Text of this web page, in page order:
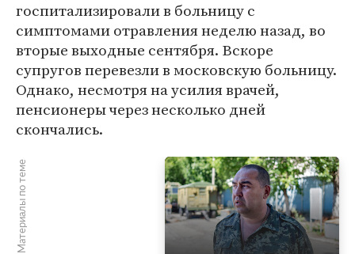
госпитализировали в больницу с
симптомами отравления неделю назад, во
вторые выходные сентября. Вскоре
супругов перевезли в московскую больницу.
Однако, несмотря на усилия врачей,
пенсионеры через несколько дней
скончались.
Материалы по теме